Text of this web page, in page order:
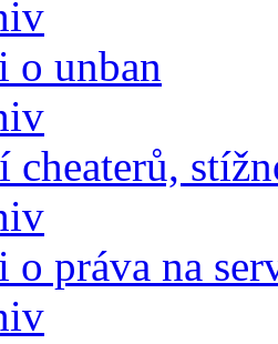
o unban
cheaterů,
o práva na